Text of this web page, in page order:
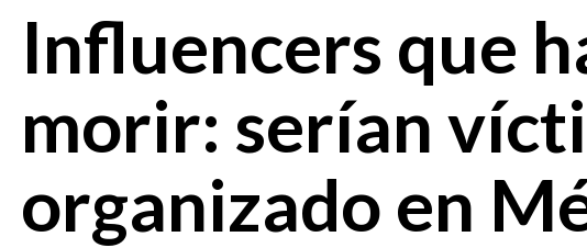
Influencers que
morir: serían
organizado en